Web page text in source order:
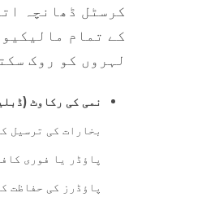
کرسٹل ڈھانچہ
کے تمام
لہروں کو روک
نمی کی رکاوٹ
بخارات کی ترسیل
پاؤڈر یا فوری
پاؤڈرز کی حفاظت